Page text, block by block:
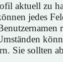
aktuell zu
jedes
Sie sollten